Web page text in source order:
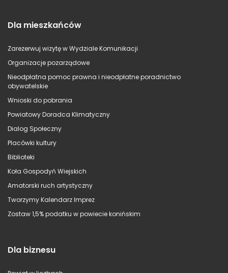
Dla mieszkańców
Zarezerwuj wizytę w Wydziale Komunikacji
Organizacje pozarządowe
Nieodpłatna pomoc prawna i nieodpłatne poradnictwo
obywatelskie
Wnioski do pobrania
Powiatowy Doradca Klimatyczny
Dialog Społeczny
Placówki kultury
Biblioteki
Koła Gospodyń Wiejskich
Amatorski ruch artystyczny
Tworzymy Kalendarz Imprez
Zostaw 1,5% podatku w powiecie konińskim
Dla biznesu